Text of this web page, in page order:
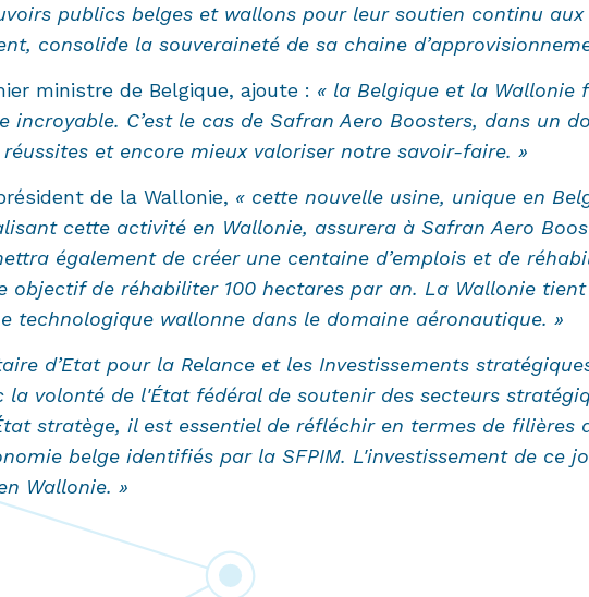
publics belges et wallons pour leur soutien continu
consolide la souveraineté de sa chaine
ministre de Belgique, ajoute : « la Belgique et la Wallonie
incroyable. C’est le cas de Safran Aero Boosters, dans un
et encore mieux valoriser notre savoir-faire. »
de la Wallonie, « cette nouvelle usine, unique en
cette activité en Wallonie, assurera à Safran Aero
également de créer une centaine d’emplois et de
objectif de réhabiliter 100 hectares par an. La Wallonie
technologique wallonne dans le domaine aéronautique. »
d’Etat pour la Relance et les Investissements
la volonté de l'État fédéral de soutenir des secteurs
stratège, il est essentiel de réfléchir en termes de
belge identifiés par la SFPIM. L'investissement de
Wallonie. »